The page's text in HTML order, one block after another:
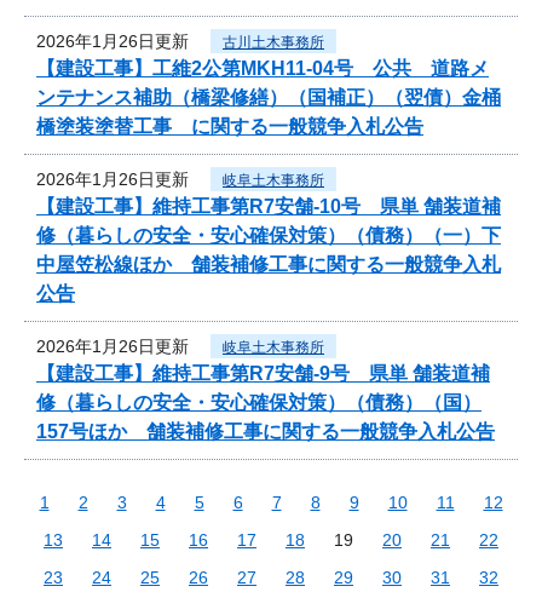
2026年1月26日更新 古川土木事務所
【建設工事】工維2公第MKH11-04号 公共 道路メ
ンテナンス補助（橋梁修繕）（国補正）（翌債）金桶
橋塗装塗替工事 に関する一般競争入札公告
2026年1月26日更新 岐阜土木事務所
【建設工事】維持工事第R7安舗-10号 県単 舗装道補
修（暮らしの安全・安心確保対策）（債務）（一）下
中屋笠松線ほか 舗装補修工事に関する一般競争入札
公告
2026年1月26日更新 岐阜土木事務所
【建設工事】維持工事第R7安舗-9号 県単 舗装道補
修（暮らしの安全・安心確保対策）（債務）（国）
157号ほか 舗装補修工事に関する一般競争入札公告
1 2 3 4 5 6 7 8 9 10 11
12
13
14 15 16 17 18 19 20 21
22
23
24 25 26 27 28 29 30 31
32